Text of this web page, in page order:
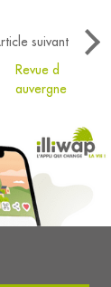
suivant
Revue d
auvergne